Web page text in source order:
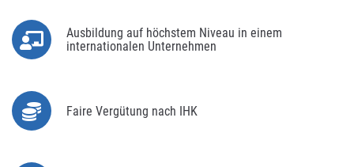
Ausbildung auf höchstem Niveau in einem
internationalen Unternehmen
Faire Vergütung nach IHK